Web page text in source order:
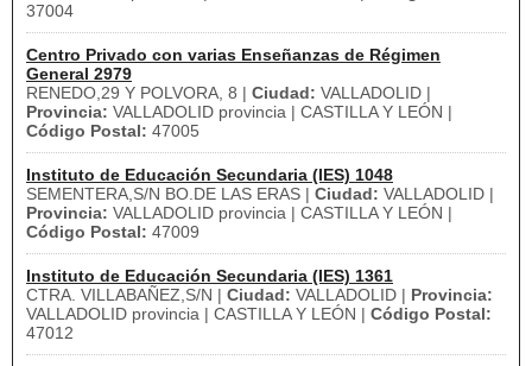
37004
Centro Privado con varias Enseñanzas de Régimen
General 2979
RENEDO,29 Y POLVORA, 8 | Ciudad: VALLADOLID |
Provincia: VALLADOLID provincia | CASTILLA Y LEÓN |
Código Postal: 47005
Instituto de Educación Secundaria (IES) 1048
SEMENTERA,S/N BO.DE LAS ERAS | Ciudad: VALLADOLID |
Provincia: VALLADOLID provincia | CASTILLA Y LEÓN |
Código Postal: 47009
Instituto de Educación Secundaria (IES) 1361
CTRA. VILLABAÑEZ,S/N | Ciudad: VALLADOLID | Provincia:
VALLADOLID provincia | CASTILLA Y LEÓN | Código Postal:
47012